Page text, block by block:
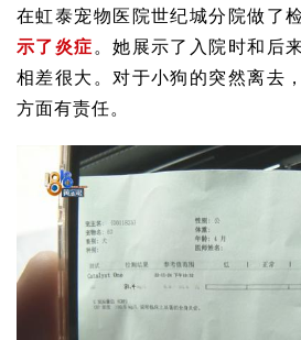
在虹泰宠物医院世纪城分院做了
示了炎症。她展示了入院时和后
相差很大。对于小狗的突然离去
方面有责任。